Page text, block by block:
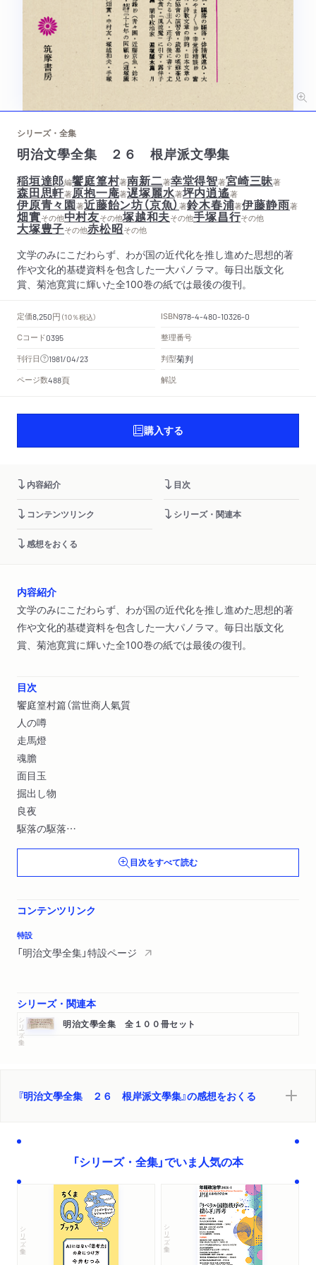
シリーズ・全集
明治文學全集 ２６ 根岸派文學集
稲垣達郎編饗庭篁村著南新二著幸堂得智著宮崎三昧著
森田思軒著原抱一庵著遅塚麗水著坪内逍遙著
伊原青々園著近藤飴ン坊（京魚）著鈴木春浦著伊藤静雨著
畑實その他中村友その他塚越和夫その他手塚昌行その他
大塚豊子その他赤松昭その他
文学のみにこだわらず、わが国の近代化を推し進めた思想的著
作や文化的基礎資料を包含した一大パノラマ。毎日出版文化
賞、菊池寛賞に輝いた全100巻の紙では最後の復刊。
定価8,250円 （10％税込） ISBN978-4-480-10326-0
Cコード0395
整理番号
刊行日
1981/04/23 判型菊判
ページ数488頁 解説
購入する
内容紹介 目次
コンテンツリンク シリーズ・関連本
感想をおくる
内容紹介
文学のみにこだわらず、わが国の近代化を推し進めた思想的著
作や文化的基礎資料を包含した一大パノラマ。毎日出版文化
賞、菊池寛賞に輝いた全100巻の紙では最後の復刊。
目次
饗庭篁村篇（當世商人氣質
人の噂
走馬燈
魂膽
面目玉
掘出し物
良夜
駆落の駆落
俳諧氣違ひ
南新二篇（軽妙集（抄）
福笑ひ（抄）
まはり燈籠）
幸堂得知篇（軽口雜談春のやまやま（抄）
塙團右衛門）
森田思軒篇（文章世界の陳言
小説の自叙躰記述躰
日本文章の將來
今日の文學者
消夏漫筆
演藝協會の演習會
歳暮の嘆蘇峯兄に與ふ
舞姫
南窓渉筆
目次をすべて読む
コンテンツリンク
特設
「明治文學全集」特設ページ
シリーズ・関連本
シリーズ・全集 明治文學全集 全１００冊セット
『明治文學全集 ２６ 根岸派文學集』の感想をおくる
「シリーズ・全集」でいま人気の本
シリーズ・全集 シリーズ・全集